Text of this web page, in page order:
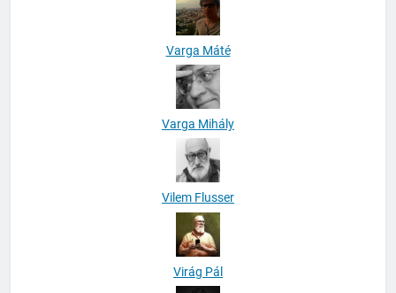
Varga Máté
Varga Mihály
Vilem Flusser
Virág Pál